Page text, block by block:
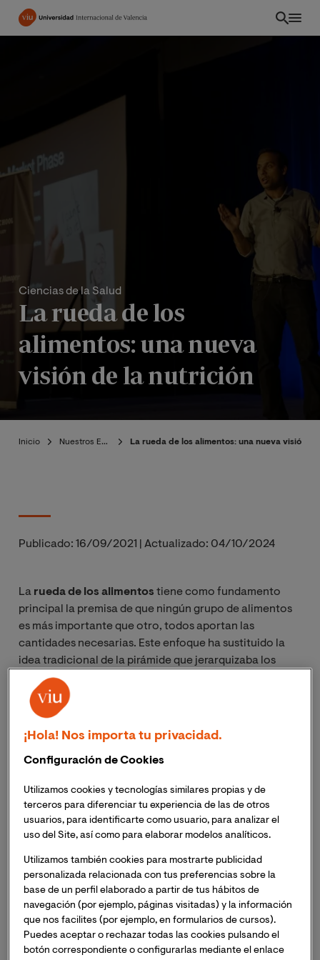
Pasar
Ciencias de la Salud
La rueda de los
alimentos: una nueva
visión de la nutrición
Inicio Nuestros Expertos La rueda de los alimentos: una nueva visión
Publicado: 16/09/2021 Actualizado: 04/10/2024
La rueda de los alimentos tiene como fundamento
principal la premisa de que ningún grupo de alimentos
es más importante que otro, todos aportan las
cantidades necesarias. Este enfoque ha sustituido la
idea tradicional de la pirámide que jerarquizaba los
grupos.
¿Qué es la rueda de los
alimentos?
gráfica utilizada como recurso didáctico, destinado a
difundir en la población las propiedades de los
alimentos y las cantidades que deben consumirse.
En general, es un conjunto de recomendaciones que
conducen a una dieta equilibrada mediante la
clasificación de los alimentos en grupos según su
contenido energético, vitamínico y su aporte
biomolecular.
¡Hola! Nos importa tu privacidad.
Configuración de Cookies
Utilizamos cookies y tecnologías similares propias y de
terceros para diferenciar tu experiencia de las de otros
usuarios, para identificarte como usuario, para analizar el
uso del Site, así como para elaborar modelos analíticos.
Utilizamos también cookies para mostrarte publicidad
personalizada relacionada con tus preferencias sobre la
base de un perfil elaborado a partir de tus hábitos de
navegación (por ejemplo, páginas visitadas) y la información
que nos facilites (por ejemplo, en formularios de cursos).
Puedes aceptar o rechazar todas las cookies pulsando el
botón correspondiente o configurarlas mediante el enlace